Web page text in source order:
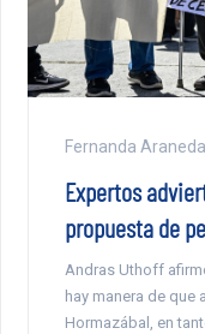
Fernanda Araneda
Expertos
propuesta de
Andras Uthoff
hay manera de que
Hormazábal, en